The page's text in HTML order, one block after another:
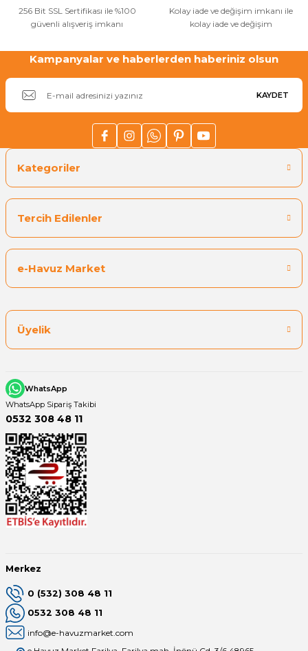
Gönder
256 Bit SSL Sertifikası ile %100
güvenli alışveriş imkanı
Kolay iade ve değişim imkanı ile
kolay iade ve değişim
Kampanyalar ve haberlerden haberiniz olsun
KAYDET
Kategoriler
Tercih Edilenler
e-Havuz Market
Üyelik
WhatsApp
WhatsApp Sipariş Takibi
0532 308 48 11
Merkez
0 (532) 308 48 11
0532 308 48 11
info@e-havuzmarket.com